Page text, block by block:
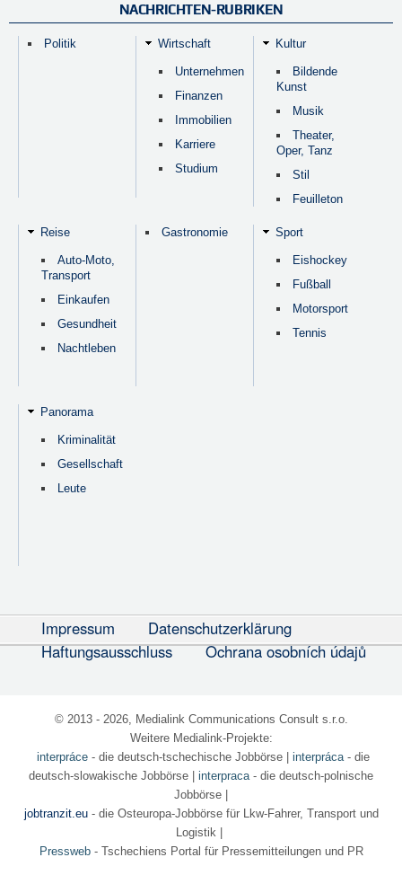
NACHRICHTEN-RUBRIKEN
Politik Wirtschaft
Unternehmen
Finanzen
Immobilien
Karriere
Studium
Kultur
Bildende
Kunst
Musik
Theater,
Oper, Tanz
Stil
Feuilleton
Reise
Auto-Moto,
Transport
Einkaufen
Gesundheit
Nachtleben
Gastronomie Sport
Eishockey
Fußball
Motorsport
Tennis
Panorama
Kriminalität
Gesellschaft
Leute
Impressum
Datenschutzerklärung
Haftungsausschluss
Ochrana osobních údajů
© 2013 - 2026, Medialink Communications Consult s.r.o.
Weitere Medialink-Projekte:
interpráce- die deutsch-tschechische Jobbörse| interpráca- die
deutsch-slowakische Jobbörse | interpraca - die deutsch-polnische
Jobbörse |
jobtranzit.eu- die Osteuropa-Jobbörse für Lkw-Fahrer, Transport und
Logistik |
Pressweb- Tschechiens Portal für Pressemitteilungen und PR